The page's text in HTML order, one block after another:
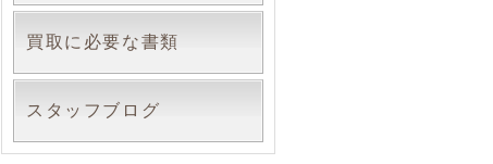
買取に必要な書類
スタッフブログ